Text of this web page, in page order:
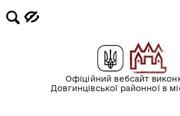
Офіційний вебсайт
Довгинцівської районної в
Оголошення